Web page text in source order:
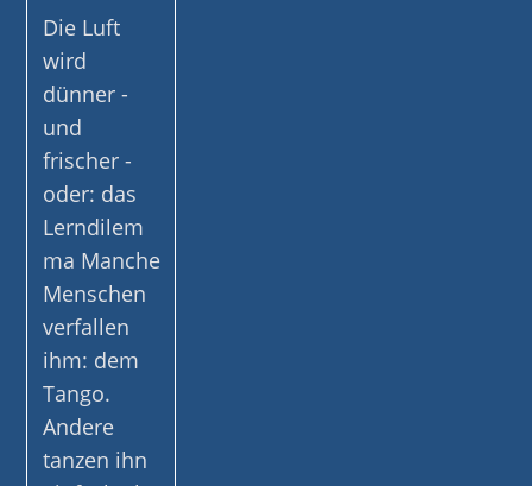
Die Luft
wird
dünner -
und
frischer -
oder: das
Lerndilem
ma Manche
Menschen
verfallen
ihm: dem
Tango.
Andere
tanzen ihn